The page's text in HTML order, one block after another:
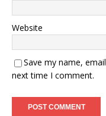
Website
Save my name,
next time I comment.